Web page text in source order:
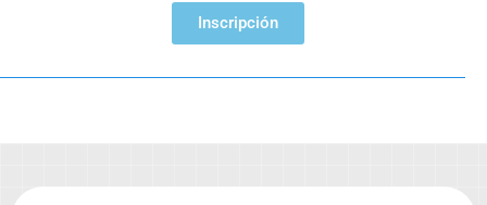
Inscripción